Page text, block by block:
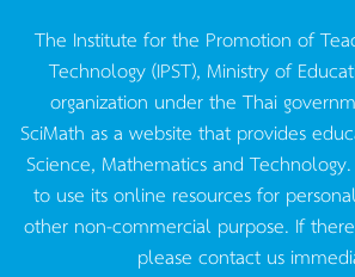
The Institute for the Promotion of
Technology (IPST), Ministry of
organization under the Thai
SciMath as a website that provides
Science, Mathematics and Technology.
to use its online resources for
other non-commercial purpose. If
please contact us